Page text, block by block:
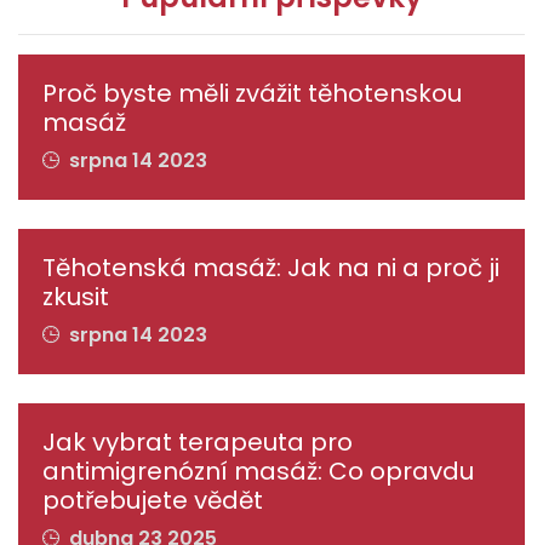
Proč byste měli zvážit těhotenskou
masáž
srpna 14 2023
Těhotenská masáž: Jak na ni a proč ji
zkusit
srpna 14 2023
Jak vybrat terapeuta pro
antimigrenózní masáž: Co opravdu
potřebujete vědět
dubna 23 2025